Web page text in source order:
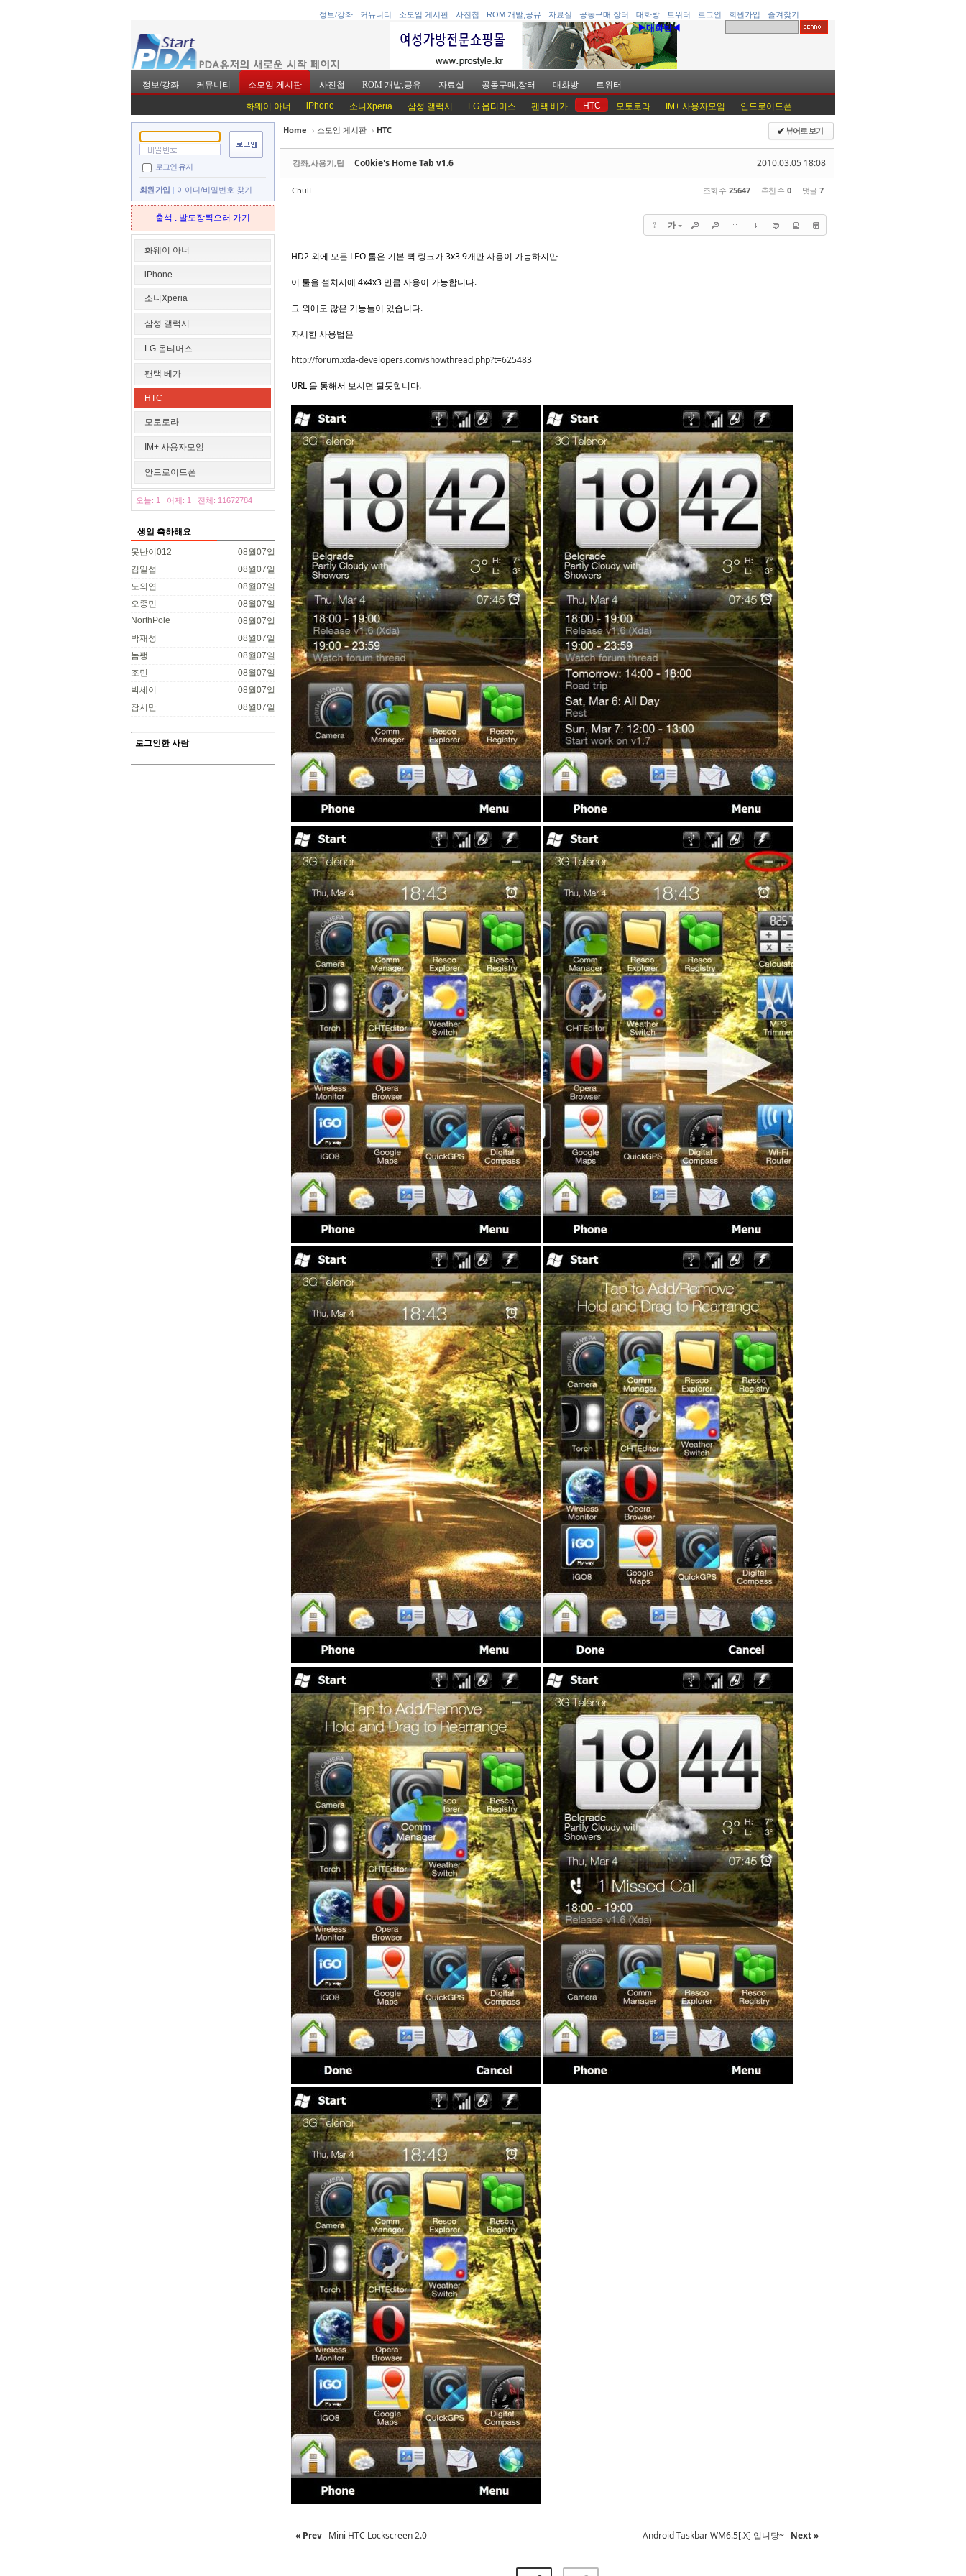
정보/강좌 커뮤니티 소모임 게시판 사진첩 ROM 개발,공유 자료실 공동구매,장터 대화방 트위터 로그인 회원가입 즐겨찾기
▶대화방◀
정보/강좌 커뮤니티 소모임 게시판 사진첩 ROM 개발,공유 자료실 공동구매,장터 대화방 트위터
화웨이 아너 iPhone 소니Xperia 삼성 갤럭시 LG 옵티머스 팬택 베가 HTC 모토로라 IM+ 사용자모임 안드로이드폰
로그인 유지
회원 가입 아이디/비밀번호 찾기
출석 : 발도장찍으러 가기
화웨이 아너
iPhone
소니Xperia
삼성 갤럭시
LG 옵티머스
팬택 베가
HTC
모토로라
IM+ 사용자모임
안드로이드폰
오늘: 1 어제: 1 전체: 11672784
생일 축하해요
08월07일
못난이012
08월07일
김일섭
08월07일
노의연
08월07일
오종민
08월07일
NorthPole
08월07일
박재성
08월07일
놈팽
08월07일
조민
08월07일
박세이
08월07일
잠시만
로그인한 사람
Home › 소모임 게시판 › HTC ✔뷰어로 보기
강좌,사용기,팁 2010.03.05 18:08
Co0kie's Home Tab v1.6
ChulE 조회 수 25647 추천 수 0 댓글 7
? 가
HD2 외에 모든 LEO 롬은 기본 퀵 링크가 3x3 9개만 사용이 가능하지만
이 툴을 설치시에 4x4x3 만큼 사용이 가능합니다.
그 외에도 많은 기능들이 있습니다.
자세한 사용법은
http://forum.xda-developers.com/showthread.php?t=625483
URL 을 통해서 보시면 될듯합니다.
« Prev Mini HTC Lockscreen 2.0 Android Taskbar WM6.5[.X] 입니당~ Next »
Sketchbook5, 스케치북5
Sketchbook5, 스케치북5
Sketchbook5, 스케치북5
Sketchbook5, 스케치북5